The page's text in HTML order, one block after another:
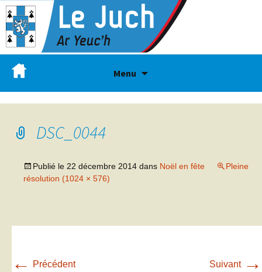
Menu
DSC_0044
Publié le 22 décembre 2014 dans Noël en fête
Pleine
résolution (1024 × 576)
← Précédent Suivant →